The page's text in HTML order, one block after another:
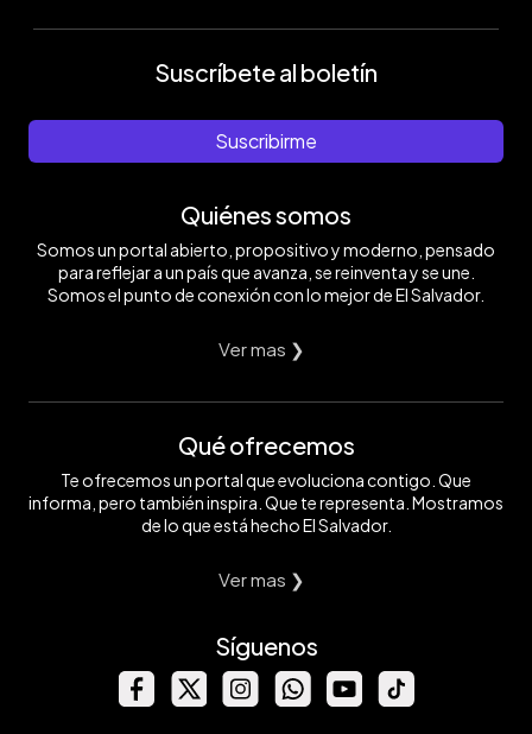
Suscríbete al boletín
Suscribirme
Quiénes somos
Somos un portal abierto, propositivo y moderno, pensado
para reflejar a un país que avanza, se reinventa y se une.
Somos el punto de conexión con lo mejor de El Salvador.
Ver mas ❯
Qué ofrecemos
Te ofrecemos un portal que evoluciona contigo. Que
informa, pero también inspira. Que te representa. Mostramos
de lo que está hecho El Salvador.
Ver mas ❯
Síguenos